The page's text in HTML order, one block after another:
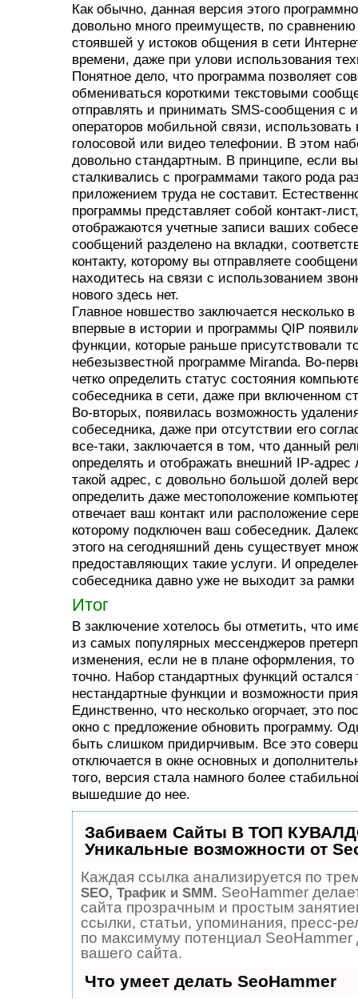
Как обычно, данная версия этого
довольно много преимуществ, по
стоявшей у истоков общения в сети
времени, даже при улови использования
Понятное дело, что программа позволяет
обмениваться короткими текстовыми
отправлять и принимать SMS-сообщения с
операторов мобильной связи, использовать
голосовой или видео телефонии. В этом
довольно стандартным. В принципе, если
сталкивались с программами такого рода
приложением труда не составит.
программы представляет собой контакт-
отображаются учетные записи ваших
сообщений разделено на вкладки,
контакту, которому вы отправляете
находитесь на связи с использованием
нового здесь нет.
Главное новшество заключается несколько
впервые в истории и программы QIP
функции, которые раньше присутствовали
небезызвестной программе Miranda. Во-
четко определить статус состояния
собеседника в сети, даже при включенном
Во-вторых, появилась возможность
собеседника, даже при отсутствии его
все-таки, заключается в том, что данный
определять и отображать внешний IP-адрес
такой адрес, с довольно большой долей
определить даже местоположение
отвечает ваш контакт или расположение
которому подключен ваш собеседник.
этого на сегодняшний день существует
предоставляющих такие услуги. И
собеседника давно уже не выходит за рамки
Итог
В заключение хотелось бы отметить, что
из самых популярных мессенджеров
изменения, если не в плане оформления,
точно. Набор стандартных функций
нестандартные функции и возможности
Единственно, что несколько огорчает, это
окно с предложение обновить программу.
быть слишком придирчивым. Все это
отключается в окне основных и
того, версия стала намного более
вышедшие до нее.
Забиваем Сайты В ТОП
Уникальные возможности от
Каждая ссылка анализируется по
SEO, Трафик и SMM. SeoHammer
сайта прозрачным и простым
ссылки, статьи, упоминания, пресс-
по максимуму потенциал
вашего сайта.
Что умеет делать SeoHammer